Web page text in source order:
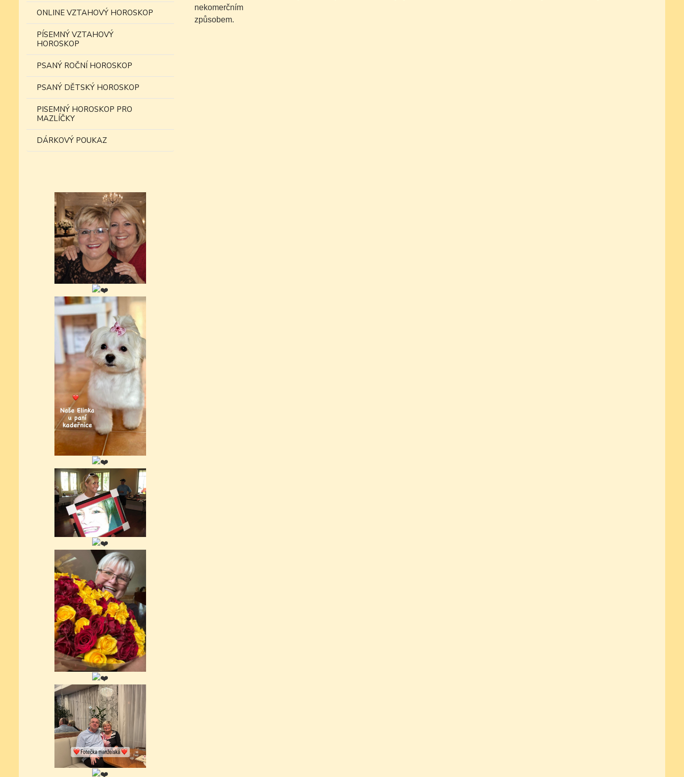
ONLINE VZTAHOVÝ HOROSKOP
PÍSEMNÝ VZTAHOVÝ
HOROSKOP
PSANÝ ROČNÍ HOROSKOP
PSANÝ DĚTSKÝ HOROSKOP
PISEMNÝ HOROSKOP PRO
MAZLÍČKY
DÁRKOVÝ POUKAZ
nekomerčním
způsobem.